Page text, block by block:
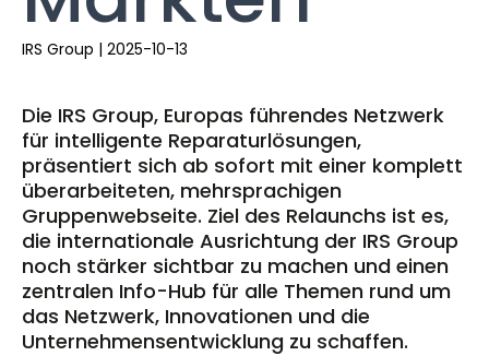
IRS Group | 2025-10-13
Die IRS Group, Europas führendes Netzwerk
für intelligente Reparaturlösungen,
präsentiert sich ab sofort mit einer komplett
überarbeiteten, mehrsprachigen
Gruppenwebseite. Ziel des Relaunchs ist es,
die internationale Ausrichtung der IRS Group
noch stärker sichtbar zu machen und einen
zentralen Info-Hub für alle Themen rund um
das Netzwerk, Innovationen und die
Unternehmensentwicklung zu schaffen.